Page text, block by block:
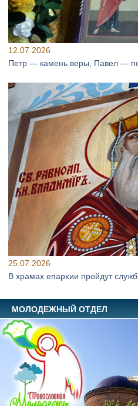
12.07.2026
Петр — камень веры, Павел —
25.07.2026
В храмах епархии пройдут
МОЛОДЕЖНЫЙ ОТДЕЛ